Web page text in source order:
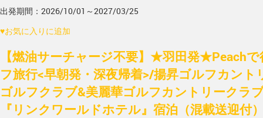
出発期間：2026/10/01～2027/03/25
♥お気に入りに追加
【燃油サーチャージ不要】★羽田発★Peach
フ旅行<早朝発・深夜帰着>/揚昇ゴルフカント
ゴルフクラブ&美麗華ゴルフカントリークラ
『リンクワールドホテル』宿泊（混載送迎付